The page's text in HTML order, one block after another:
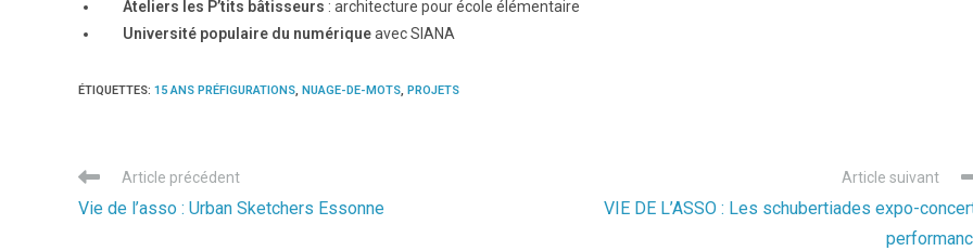
Ateliers les P’tits bâtisseurs : architecture pour école élémentaire
Université populaire du numériqueavec SIANA
ÉTIQUETTES: 15 ANS PRÉFIGURATIONS, NUAGE-DE-MOTS, PROJETS
Read
articles
Article précédent
Vie de l’asso : Urban Sketchers Essonne
Article suivant
VIE DE L’ASSO : Les schubertiades expo-